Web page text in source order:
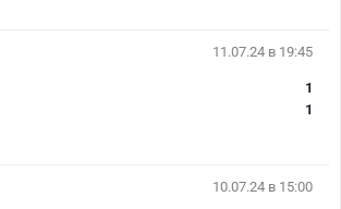
11.07.24 в 19:45
1
1
10.07.24 в 15:00